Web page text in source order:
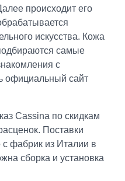
происходит его
искусства. Кожа
самые
с
официальный сайт
Cassina по скидкам
Поставки
фабрик из Италии в
сборка и установка